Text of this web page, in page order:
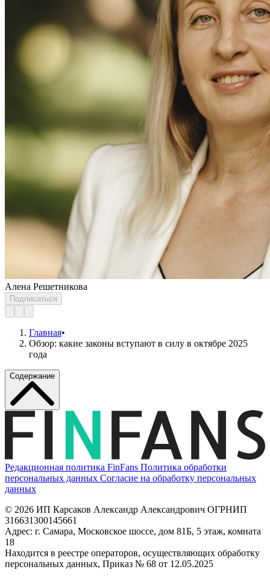
Алена Решетникова
Подписаться
Главная•
Обзор: какие законы вступают в силу в октябре 2025
года
Содержание
Редакционная политика FinFans Политика обработки
персональных данных Согласие на обработку персональных
данных
© 2026 ИП Карсаков Александр Александрович ОГРНИП
316631300145661
Адрес: г. Самара, Московское шоссе, дом 81Б, 5 этаж, комната
18
Находится в реестре операторов, осуществляющих обработку
персональных данных, Приказ № 68 от 12.05.2025